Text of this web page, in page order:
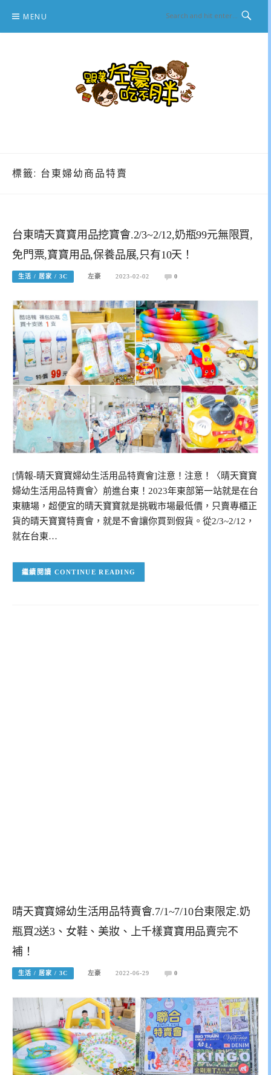
content
MENU
標籤: 台東婦幼商品特賣
台東晴天寶寶用品挖寶會.2/3~2/12,奶瓶99元無限買,
免門票,寶寶用品,保養品展,只有10天！
生活 / 居家 / 3C 左豪 2023-02-02 0
[情報-晴天寶寶婦幼生活用品特賣會]注意！注意！〈晴天寶寶
婦幼生活用品特賣會〉前進台東！2023年東部第一站就是在台
東糖場，超便宜的晴天寶寶就是挑戰市場最低價，只賣專櫃正
貨的晴天寶寶特賣會，就是不會讓你買到假貨。從2/3~2/12，
就在台東…
CONTINUE READING
晴天寶寶婦幼生活用品特賣會.7/1~7/10台東限定.奶
瓶買2送3、女鞋、美妝、上千樣寶寶用品賣完不
補！
生活 / 居家 / 3C 左豪 2022-06-29 0